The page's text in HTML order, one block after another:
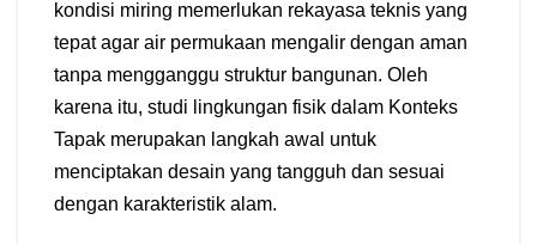
kondisi miring memerlukan rekayasa teknis yang
tepat agar air permukaan mengalir dengan aman
tanpa mengganggu struktur bangunan. Oleh
karena itu, studi lingkungan fisik dalam Konteks
Tapak merupakan langkah awal untuk
menciptakan desain yang tangguh dan sesuai
dengan karakteristik alam.